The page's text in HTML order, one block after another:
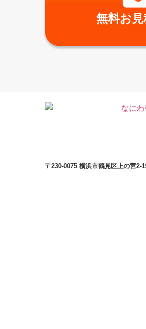
無料お見
〒230-0075 横浜市鶴見区上の宮2-